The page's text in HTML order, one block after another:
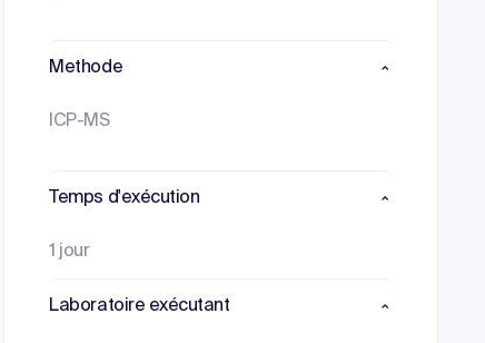
Methode
ICP-MS
Temps d'exécution
1 jour
Laboratoire exécutant